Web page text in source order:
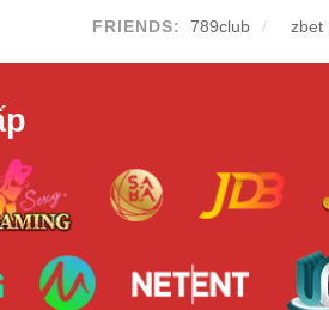
FRIENDS: 789club zbet